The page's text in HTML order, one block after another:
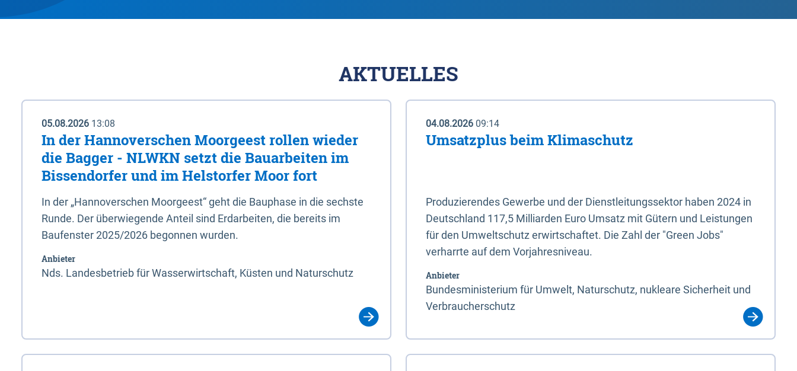
AKTUELLES
05.08.2026 13:08
In der Hannoverschen Moorgeest rollen wieder
die Bagger - NLWKN setzt die Bauarbeiten im
Bissendorfer und im Helstorfer Moor fort
In der „Hannoverschen Moorgeest“ geht die Bauphase in die sechste
Runde. Der überwiegende Anteil sind Erdarbeiten, die bereits im
Baufenster 2025/2026 begonnen wurden.
Anbieter
Nds. Landesbetrieb für Wasserwirtschaft, Küsten und Naturschutz
04.08.2026 09:14
Umsatzplus beim Klimaschutz
Produzierendes Gewerbe und der Dienstleitungssektor haben 2024 in
Deutschland 117,5 Milliarden Euro Umsatz mit Gütern und Leistungen
für den Umweltschutz erwirtschaftet. Die Zahl der "Green Jobs"
verharrte auf dem Vorjahresniveau.
Anbieter
Bundesministerium für Umwelt, Naturschutz, nukleare Sicherheit und
Verbraucherschutz